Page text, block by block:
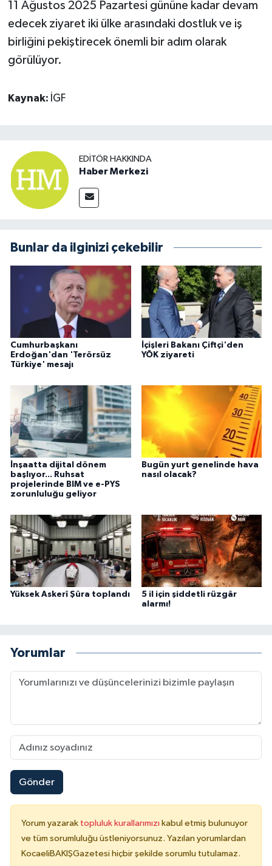
11 Ağustos 2025 Pazartesi gününe kadar devam
edecek ziyaret iki ülke arasındaki dostluk ve iş
birliğini pekiştirecek önemli bir adım olarak
görülüyor.
Kaynak: İGF
EDITÖR HAKKINDA
Haber Merkezi
Bunlar da ilginizi çekebilir
Cumhurbaşkanı
Erdoğan'dan 'Terörsüz
Türkiye' mesajı
İçişleri Bakanı Çiftçi'den
YÖK ziyareti
İnşaatta dijital dönem
başlıyor... Ruhsat
projelerinde BIM ve e-PYS
zorunluluğu geliyor
Bugün yurt genelinde hava
nasıl olacak?
Yüksek Askerî Şûra toplandı
5 il için şiddetli rüzgâr
alarmı!
Yorumlar
Gönder
Yorum yazarak topluluk kurallarımızı kabul etmiş bulunuyor
ve tüm sorumluluğu üstleniyorsunuz. Yazılan yorumlardan
KocaeliBAKIŞGazetesi hiçbir şekilde sorumlu tutulamaz.